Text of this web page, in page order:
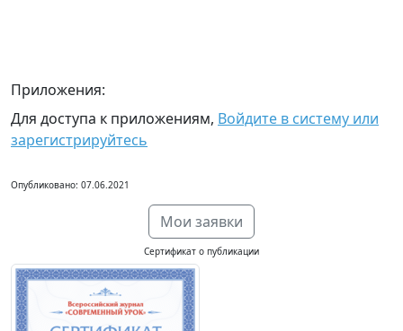
Приложения:
Для доступа к приложениям, Войдите в систему или
зарегистрируйтесь
Опубликовано: 07.06.2021
Мои заявки
Сертификат о публикации